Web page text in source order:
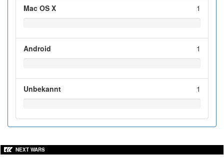
Mac OS X 1
Android 1
Unbekannt 1
NEXT WARS